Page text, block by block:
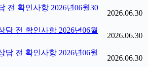
전 확인사항 2026년06월30
2026.06.30
담 전 확인사항 2026년06월
2026.06.30
담 전 확인사항 2026년06월
2026.06.30